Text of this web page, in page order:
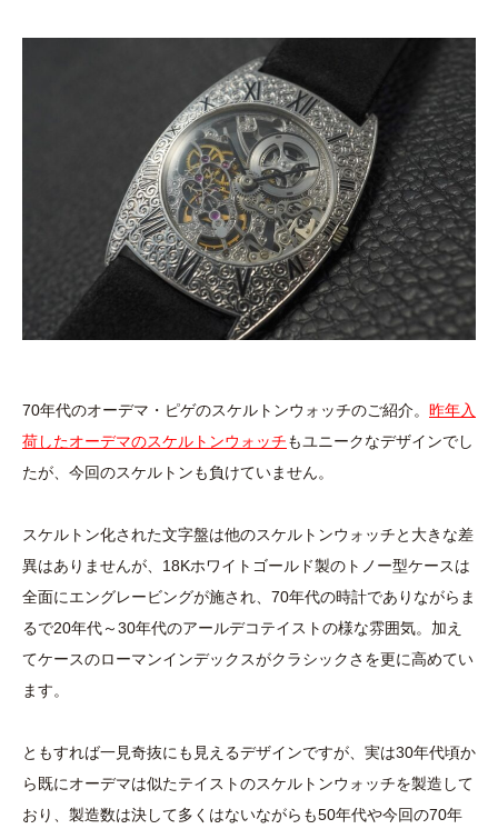
70年代のオーデマ・ピゲのスケルトンウォッチのご紹介。 昨年入
荷したオーデマのスケルトンウォッチもユニークなデザインでし
たが、今回のスケルトンも負けていません。
スケルトン化された文字盤は他のスケルトンウォッチと大きな差
異はありませんが、18Kホワイトゴールド製のトノー型ケースは
全面にエングレービングが施され、70年代の時計でありながらま
るで20年代～30年代のアールデコテイストの様な雰囲気。加え
てケースのローマンインデックスがクラシックさを更に高めてい
ます。
ともすれば一見奇抜にも見えるデザインですが、実は30年代頃か
ら既にオーデマは似たテイストのスケルトンウォッチを製造して
おり、製造数は決して多くはないながらも50年代や今回の70年